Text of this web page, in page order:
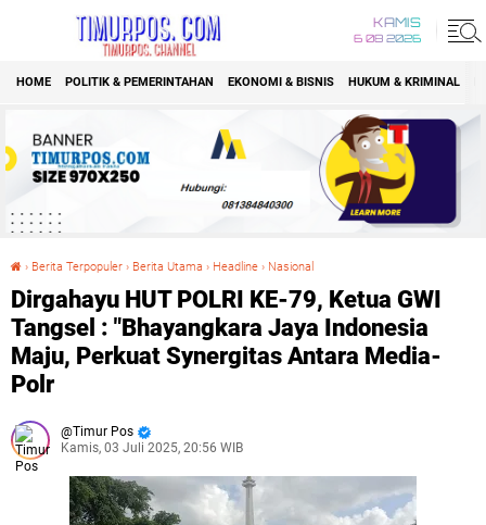
KAMIS
6 08 2026
HOME POLITIK & PEMERINTAHAN EKONOMI & BISNIS HUKUM & KRIMINAL
› Berita Terpopuler › Berita Utama › Headline › Nasional
Dirgahayu HUT POLRI KE-79, Ketua GWI
Tangsel : "Bhayangkara Jaya Indonesia
Maju, Perkuat Synergitas Antara Media-
Polr
Timur Pos
Kamis, 03 Juli 2025, 20:56 WIB